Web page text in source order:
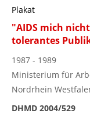
Plakat
"AIDS mich
tolerantes
1987 - 1989
Ministerium für
Nordrhein
DHMD 2004/529